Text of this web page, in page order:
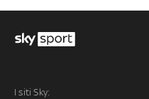
I siti Sky: